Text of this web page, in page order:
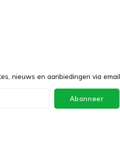
nieuws en aanbiedingen via email
Abonneer